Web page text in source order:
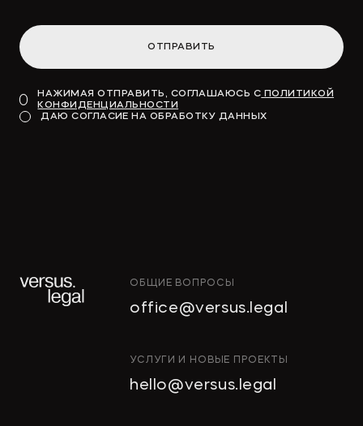
ОТПРАВИТЬ
НАЖИМАЯ ОТПРАВИТЬ, СОГЛАШАЮСЬ С ПОЛИТИКОЙ
КОНФИДЕНЦИАЛЬНОСТИ
ДАЮ СОГЛАСИЕ НА ОБРАБОТКУ ДАННЫХ
ИНТЕЛЛЕКТУАЛЬНАЯ
ИНВЕСТИЦИОННЫЕ
ОБЩИЕ ВОПРОСЫ
office@versus.legal
УСЛУГИ И НОВЫЕ ПРОЕКТЫ
hello@versus.legal